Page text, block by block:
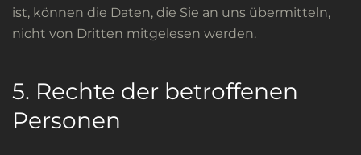
ist, können die Daten, die Sie an uns übermitteln,
nicht von Dritten mitgelesen werden.
5. Rechte der betroffenen
Personen